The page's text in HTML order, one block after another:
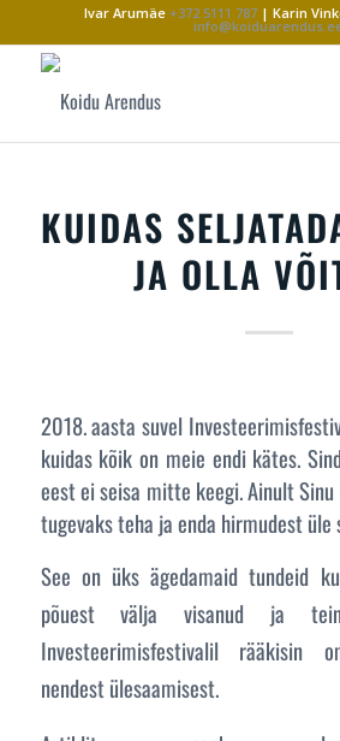
Ivar Arumäe +372 5111 787| Karin
KUIDAS
JA OLLA
2018. aasta suvel
kuidas kõik on meie endi kätes.
eest ei seisa mitte keegi. Ainult Sinu
tugevaks teha ja enda hirmudest üle
See on üks ägedamaid tundeid
põuest välja visanud ja
Investeerimisfestivalil rääkisin
nendest ülesaamisest.